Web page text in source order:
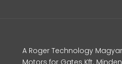
A Roger Technology
Motors for Gates Kft.